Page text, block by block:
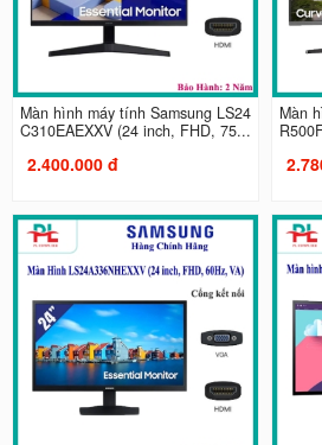
Màn hình máy tính Samsung LS24
C310EAEXXV (24 inch, FHD, 75...
2.400.000 đ
Màn